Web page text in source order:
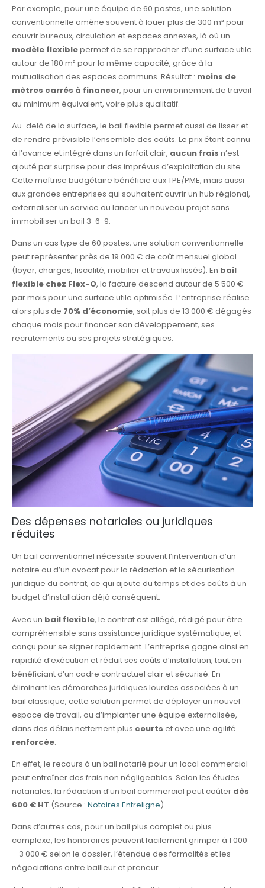
Par exemple, pour une équipe de 60 postes, une solution
conventionnelle amène souvent à louer plus de 300 m² pour
couvrir bureaux, circulation et espaces annexes, là où un
modèle flexiblepermet de se rapprocher d’une surface utile
autour de 180 m² pour la même capacité, grâce à la
mutualisation des espaces communs. Résultat : moins de
mètres carrés à financer, pour un environnement de travail
au minimum équivalent, voire plus qualitatif.
Au-delà de la surface, le bail flexible permet aussi de lisser et
de rendre prévisible l’ensemble des coûts. Le prix étant connu
à l’avance et intégré dans un forfait clair, aucun frais n’est
ajouté par surprise pour des imprévus d’exploitation du site.
Cette maîtrise budgétaire bénéficie aux TPE/PME, mais aussi
aux grandes entreprises qui souhaitent ouvrir un hub régional,
externaliser un service ou lancer un nouveau projet sans
immobiliser un bail 3-6-9.
Dans un cas type de 60 postes, une solution conventionnelle
peut représenter près de 19 000 € de coût mensuel global
(loyer, charges, fiscalité, mobilier et travaux lissés). En bail
flexible chez Flex-O, la facture descend autour de 5 500 €
par mois pour une surface utile optimisée. L’entreprise réalise
alors plus de 70% d’économie, soit plus de 13 000 € dégagés
chaque mois pour financer son développement, ses
recrutements ou ses projets stratégiques.
Des dépenses notariales ou juridiques
réduites
Un bail conventionnel nécessite souvent l’intervention d’un
notaire ou d’un avocat pour la rédaction et la sécurisation
juridique du contrat, ce qui ajoute du temps et des coûts à un
budget d’installation déjà conséquent.
Avec un bail flexible, le contrat est allégé, rédigé pour être
compréhensible sans assistance juridique systématique, et
conçu pour se signer rapidement. L’entreprise gagne ainsi en
rapidité d’exécution et réduit ses coûts d’installation, tout en
bénéficiant d’un cadre contractuel clair et sécurisé. En
éliminant les démarches juridiques lourdes associées à un
bail classique, cette solution permet de déployer un nouvel
espace de travail, ou d’implanter une équipe externalisée,
dans des délais nettement plus courts et avec une agilité
renforcée.
En effet, le recours à un bail notarié pour un local commercial
peut entraîner des frais non négligeables. Selon les études
notariales, la rédaction d’un bail commercial peut coûter dès
600 € HT (Source : Notaires Entreligne)
Dans d’autres cas, pour un bail plus complet ou plus
complexe, les honoraires peuvent facilement grimper à 1 000
– 3 000 € selon le dossier, l’étendue des formalités et les
négociations entre bailleur et preneur.